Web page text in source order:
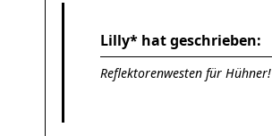
Lilly* hat geschrieben:
Reflektorenwesten für Hühner!